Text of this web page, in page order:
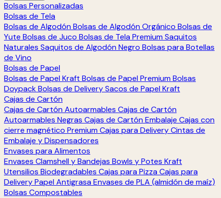
Bolsas Personalizadas
Bolsas de Tela
Bolsas de Algodón Bolsas de Algodón Orgánico Bolsas de
Yute Bolsas de Juco Bolsas de Tela Premium Saquitos
Naturales Saquitos de Algodón Negro Bolsas para Botellas
de Vino
Bolsas de Papel
Bolsas de Papel Kraft Bolsas de Papel Premium Bolsas
DoypackBolsas de DeliverySacos de Papel Kraft
Cajas de Cartón
Cajas de Cartón Autoarmables Cajas de Cartón
Autoarmables Negras Cajas de Cartón Embalaje Cajas con
cierre magnético Premium Cajas para DeliveryCintas de
Embalaje y Dispensadores
Envases para Alimentos
Envases Clamshell y Bandejas Bowls y Potes Kraft
Utensilios Biodegradables Cajas para Pizza Cajas para
DeliveryPapel Antigrasa Envases de PLA (almidón de maíz)
Bolsas Compostables